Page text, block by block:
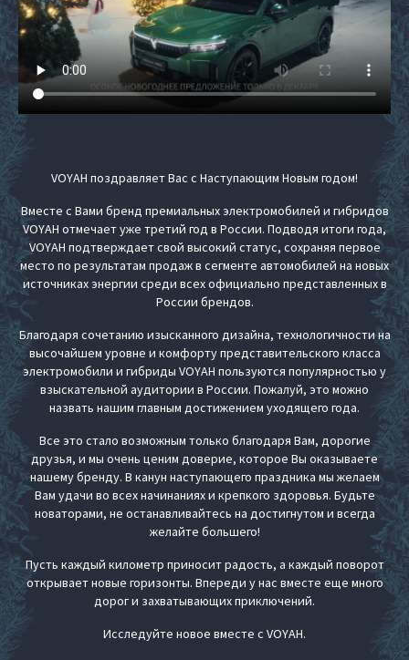
VOYAH поздравляет Вас с Наступающим Новым годом!
Вместе с Вами бренд премиальных электромобилей и гибридов
VOYAH отмечает уже третий год в России. Подводя итоги года,
VOYAH подтверждает свой высокий статус, сохраняя первое
место по результатам продаж в сегменте автомобилей на новых
источниках энергии среди всех официально представленных в
России брендов.
Благодаря сочетанию изысканного дизайна, технологичности на
высочайшем уровне и комфорту представительского класса
электромобили и гибриды VOYAH пользуются популярностью у
взыскательной аудитории в России. Пожалуй, это можно
назвать нашим главным достижением уходящего года.
Все это стало возможным только благодаря Вам, дорогие
друзья, и мы очень ценим доверие, которое Вы оказываете
нашему бренду. В канун наступающего праздника мы желаем
Вам удачи во всех начинаниях и крепкого здоровья. Будьте
новаторами, не останавливайтесь на достигнутом и всегда
желайте большего!
Пусть каждый километр приносит радость, а каждый поворот
открывает новые горизонты. Впереди у нас вместе еще много
дорог и захватывающих приключений.
Исследуйте новое вместе с VOYAH.